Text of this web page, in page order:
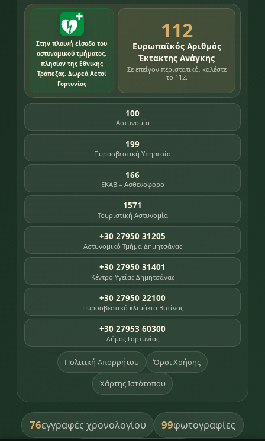
Στην πλαινή είσοδο του
αστυνομικού τμήματος,
πλησίον της Εθνικής
Τράπεζας. Δωρεά Αετοί
Γορτυνίας
112
Ευρωπαϊκός Αριθμός
Έκτακτης Ανάγκης
Σε επείγον περιστατικό, καλέστε
το 112.
100
Αστυνομία
199
Πυροσβεστική Υπηρεσία
166
ΕΚΑΒ – Ασθενοφόρο
1571
Τουριστική Αστυνομία
+30 27950 31205
Αστυνομικό Τμήμα Δημητσάνας
+30 27950 31401
Κέντρο Υγείας Δημητσάνας
+30 27950 22100
Πυροσβεστικό κλιμάκιο Βυτίνας
+30 27953 60300
Δήμος Γορτυνίας
Πολιτική Απορρήτου Όροι Χρήσης
Χάρτης Ιστότοπου
76εγγραφές χρονολογίου 99φωτογραφίες